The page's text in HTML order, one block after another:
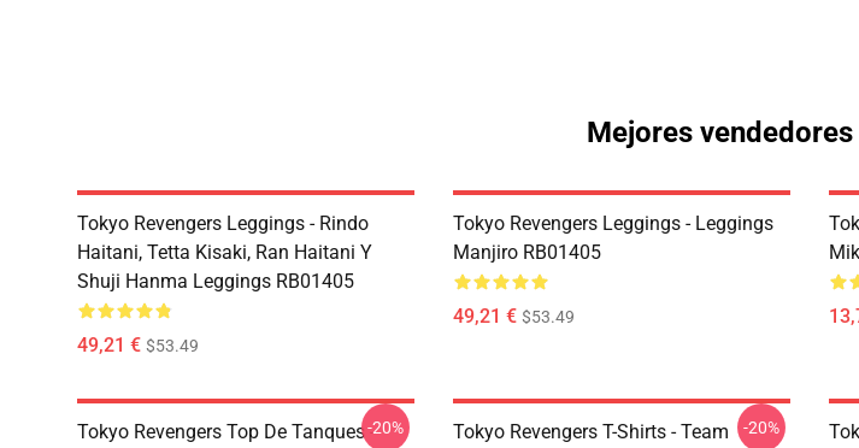
Mejores
Tokyo Revengers Leggings - Rindo
Haitani, Tetta Kisaki, Ran Haitani Y
Shuji Hanma Leggings RB01405
49,21 € $53.49
Tokyo Revengers Leggings - Leggings
Manjiro RB01405
49,21 € $53.49
Tokyo Revengers Top De Tanques --20%
Tokyo Revengers T-Shirts - Team
-20%